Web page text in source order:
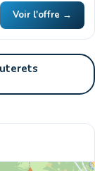
Voir l'offre →